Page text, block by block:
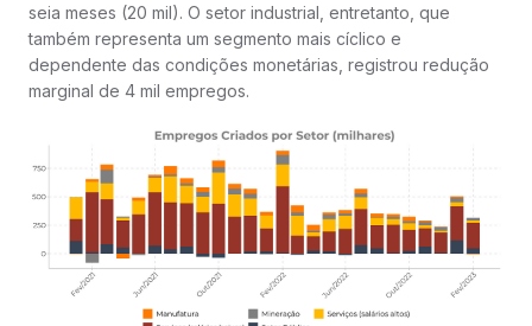
seia meses (20 mil). O setor industrial, entretanto, que
também representa um segmento mais cíclico e
dependente das condições monetárias, registrou redução
marginal de 4 mil empregos.